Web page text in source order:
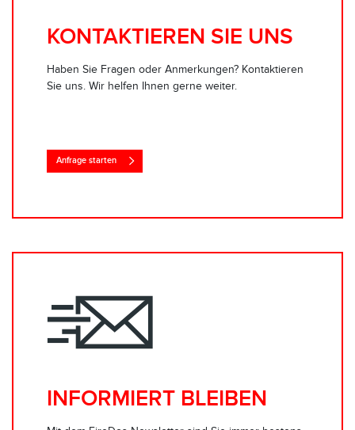
KONTAKTIEREN SIE UNS
Haben Sie Fragen oder Anmerkungen? Kontaktieren
Sie uns. Wir helfen Ihnen gerne weiter.
Anfrage starten
INFORMIERT BLEIBEN